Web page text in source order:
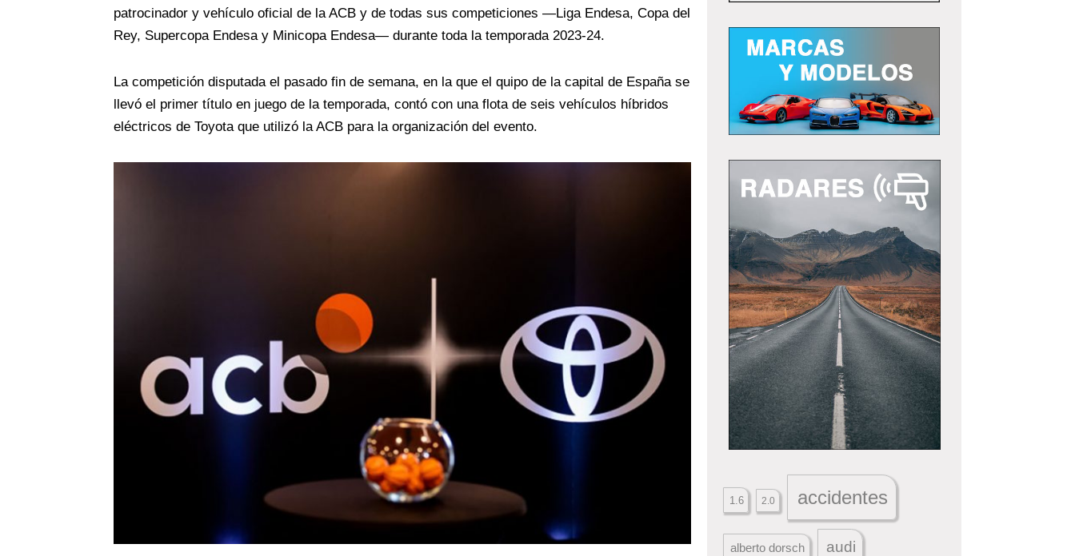
patrocinador y vehículo oficial de la ACB y de todas sus competiciones —Liga Endesa, Copa del
Rey, Supercopa Endesa y Minicopa Endesa— durante toda la temporada 2023-24.
La competición disputada el pasado fin de semana, en la que el quipo de la capital de España se
llevó el primer título en juego de la temporada, contó con una flota de seis vehículos híbridos
eléctricos de Toyota que utilizó la ACB para la organización del evento.
1.6 2.0 accidentes
alberto dorsch audi